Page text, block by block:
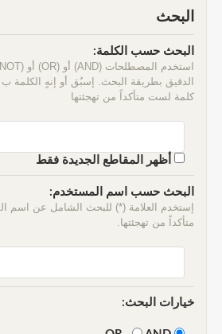
البحث
البحث حسب الكلمة:
الدقيق بطريقة البحث. إسبُق أو إنهٍ الكلمة
كلمة لست متأكداً من تهجئتها
أظهر المقاطع الجديدة فقط
البحث حسب اسم المستخدم:
إستخدم العلامة (*) للبحث الشامل عن اسم
متأكداً من تهجئتها.
خيارات البحث: